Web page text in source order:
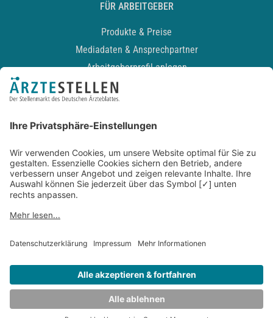
FÜR ARBEITGEBER
Produkte & Preise
Mediadaten & Ansprechpartner
Arbeitgeberprofil anlegen
Recruiting-Podcast
Kontakt
Datenschutz
Newsletter